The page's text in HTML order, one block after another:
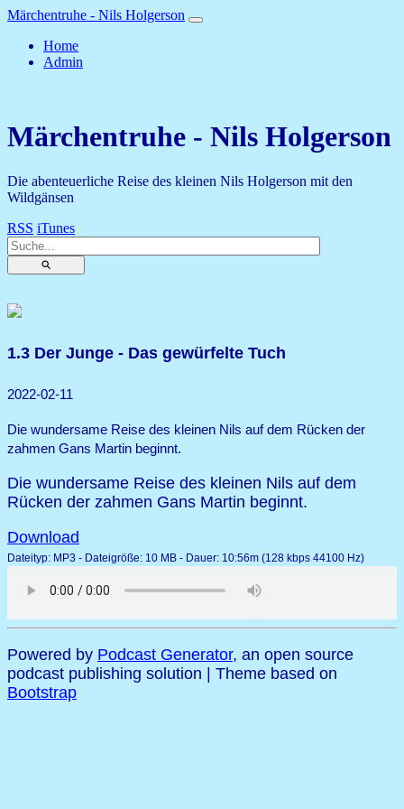
Märchentruhe - Nils Holgerson
Home
Admin
Märchentruhe - Nils Holgerson
Die abenteuerliche Reise des kleinen Nils Holgerson mit den
Wildgänsen
RSS iTunes
⚲
1.3 Der Junge - Das gewürfelte Tuch
2022-02-11
Die wundersame Reise des kleinen Nils auf dem Rücken der
zahmen Gans Martin beginnt.
Die wundersame Reise des kleinen Nils auf dem
Rücken der zahmen Gans Martin beginnt.
Download
Dateityp: MP3 - Dateigröße: 10 MB - Dauer: 10:56m (128 kbps 44100 Hz)
Powered by Podcast Generator, an open source
podcast publishing solution | Theme based on
Bootstrap